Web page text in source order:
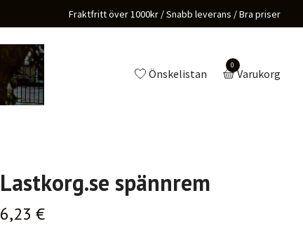
Fraktfritt över 1000kr / Snabb leverans / Bra priser
Önskelistan
0
Varukorg
Lastkorg.se spännrem
6,23 €